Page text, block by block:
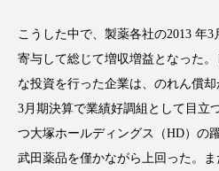
アンチエイジング アン
インタビュー インナー
ウェアラブルデバイス
こうした中で、製薬各社の2013 年
寄与して総じて増収増益となった
な投資を行った企業は、のれん償却
3月期決算で業績好調組として目立
つ大塚ホールディングス（HD）の
武田薬品を僅かながら上回った。